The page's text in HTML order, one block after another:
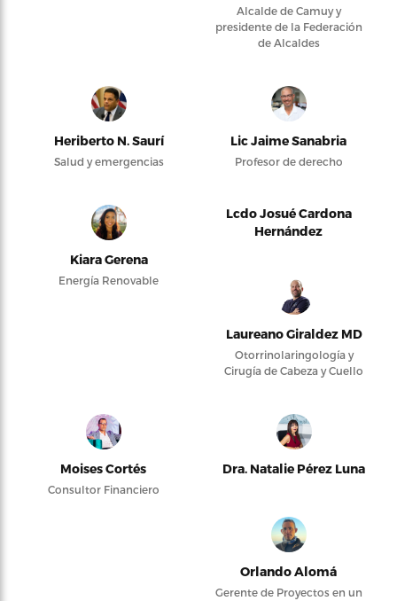
Alcalde de Camuy y
presidente de la Federación
de Alcaldes
Heriberto N. Saurí
Salud y emergencias
Lic Jaime Sanabria
Profesor de derecho
Kiara Gerena
Energía Renovable
Lcdo Josué Cardona
Hernández
Laureano Giraldez MD
Otorrinolaringología y
Cirugía de Cabeza y Cuello
Moises Cortés
Consultor Financiero
Dra. Natalie Pérez Luna
Orlando Alomá
Gerente de Proyectos en un